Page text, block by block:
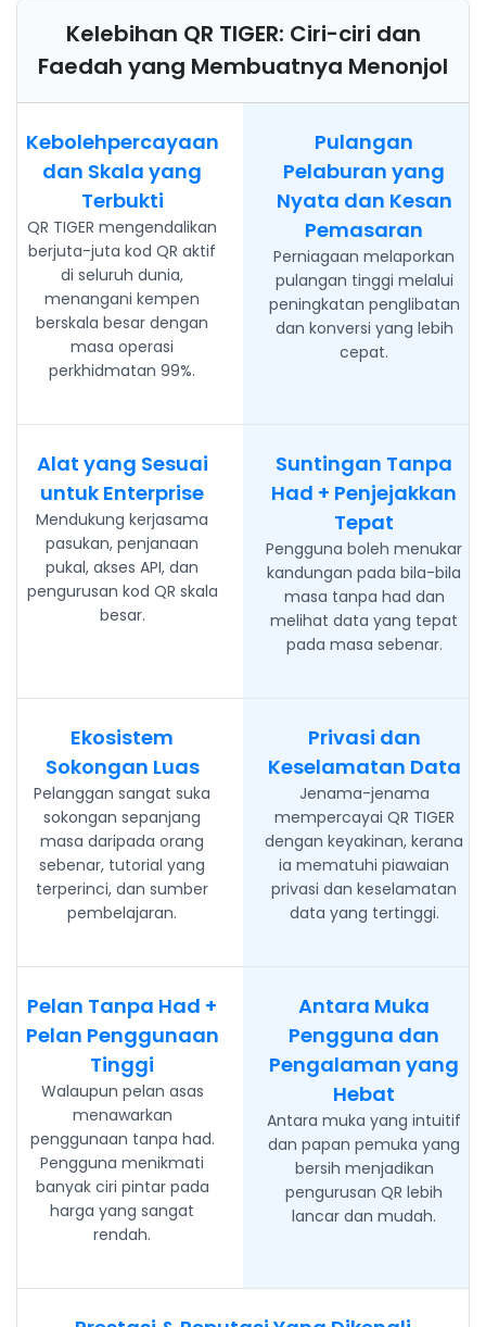
Kelebihan QR TIGER: Ciri-ciri dan
Faedah yang Membuatnya Menonjol
Kebolehpercayaan
dan Skala yang
Terbukti
QR TIGER mengendalikan
berjuta-juta kod QR aktif
di seluruh dunia,
menangani kempen
berskala besar dengan
masa operasi
perkhidmatan 99%.
Pulangan
Pelaburan yang
Nyata dan Kesan
Pemasaran
Perniagaan melaporkan
pulangan tinggi melalui
peningkatan penglibatan
dan konversi yang lebih
cepat.
Alat yang Sesuai
untuk Enterprise
Mendukung kerjasama
pasukan, penjanaan
pukal, akses API, dan
pengurusan kod QR skala
besar.
Suntingan Tanpa
Had + Penjejakkan
Tepat
Pengguna boleh menukar
kandungan pada bila-bila
masa tanpa had dan
melihat data yang tepat
pada masa sebenar.
Ekosistem
Sokongan Luas
Pelanggan sangat suka
sokongan sepanjang
masa daripada orang
sebenar, tutorial yang
terperinci, dan sumber
pembelajaran.
Privasi dan
Keselamatan Data
Jenama-jenama
mempercayai QR TIGER
dengan keyakinan, kerana
ia mematuhi piawaian
privasi dan keselamatan
data yang tertinggi.
Pelan Tanpa Had +
Pelan Penggunaan
Tinggi
Walaupun pelan asas
menawarkan
penggunaan tanpa had.
Pengguna menikmati
banyak ciri pintar pada
harga yang sangat
rendah.
Antara Muka
Pengguna dan
Pengalaman yang
Hebat
Antara muka yang intuitif
dan papan pemuka yang
bersih menjadikan
pengurusan QR lebih
lancar dan mudah.